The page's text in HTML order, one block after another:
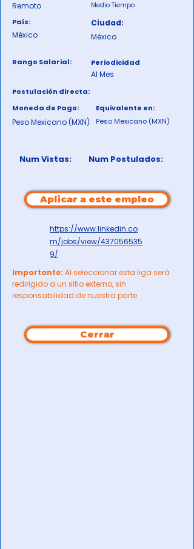
Remoto Medio Tiempo
País:
Ciudad:
México
México
Rango Salarial: Periodicidad
Al Mes
Postulación directa:
Moneda de Pago:
Equivalente en:
Peso Mexicano (MXN) Peso Mexicano (MXN)
Num Vistas: Num Postulados:
Aplicar a este empleo
https://www.linkedin.co
m/jobs/view/437056535
9/
Importante: Al seleccionar esta liga será
redirigido a un sitio externo, sin
responsabilidad de nuestra parte
Cerrar